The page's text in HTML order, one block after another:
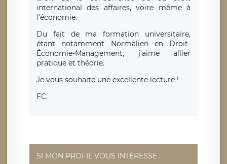
international des affaires, voire même à
l'économie.
Du fait de ma formation universitaire,
étant notamment Normalien en Droit-
Économie-Management, j'aime allier
pratique et théorie.
Je vous souhaite une excellente lecture !
FC.
SI MON PROFIL VOUS INTÉRESSE :